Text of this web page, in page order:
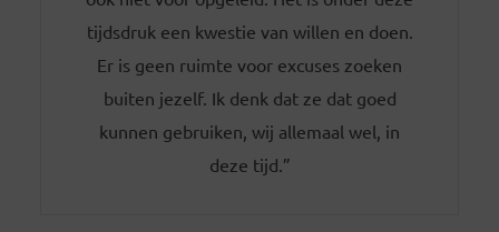
tijdsdruk een kwestie van willen en doen.
Er is geen ruimte voor excuses zoeken
buiten jezelf. Ik denk dat ze dat goed
kunnen gebruiken, wij allemaal wel, in
deze tijd.”